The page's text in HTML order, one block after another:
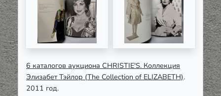
6 каталогов аукциона CHRISTIE'S. Коллекция
Элизабет Тэйлор (The Collection of ELIZABETH).
2011 год.